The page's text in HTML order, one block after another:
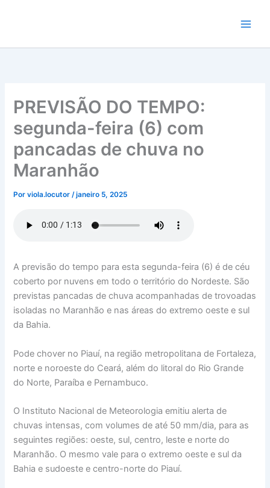
conteúdo
PREVISÃO DO TEMPO:
segunda-feira (6) com
pancadas de chuva no
Maranhão
Porviola.locutor/janeiro 5, 2025
A previsão do tempo para esta segunda-feira (6) é de céu
coberto por nuvens em todo o território do Nordeste. São
previstas pancadas de chuva acompanhadas de trovoadas
isoladas no Maranhão e nas áreas do extremo oeste e sul
da Bahia.
Pode chover no Piauí, na região metropolitana de Fortaleza,
norte e noroeste do Ceará, além do litoral do Rio Grande
do Norte, Paraíba e Pernambuco.
O Instituto Nacional de Meteorologia emitiu alerta de
chuvas intensas, com volumes de até 50 mm/dia, para as
seguintes regiões: oeste, sul, centro, leste e norte do
Maranhão. O mesmo vale para o extremo oeste e sul da
Bahia e sudoeste e centro-norte do Piauí.